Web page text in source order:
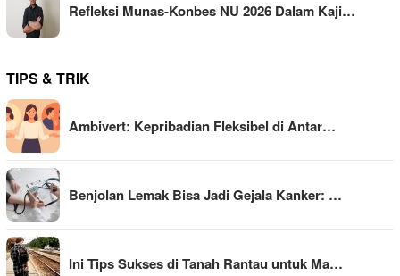
Refleksi Munas-Konbes NU 2026 Dalam Kaji…
TIPS & TRIK
Ambivert: Kepribadian Fleksibel di Antar…
Benjolan Lemak Bisa Jadi Gejala Kanker: …
Ini Tips Sukses di Tanah Rantau untuk Ma…